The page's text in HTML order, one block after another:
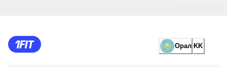
Орал KK